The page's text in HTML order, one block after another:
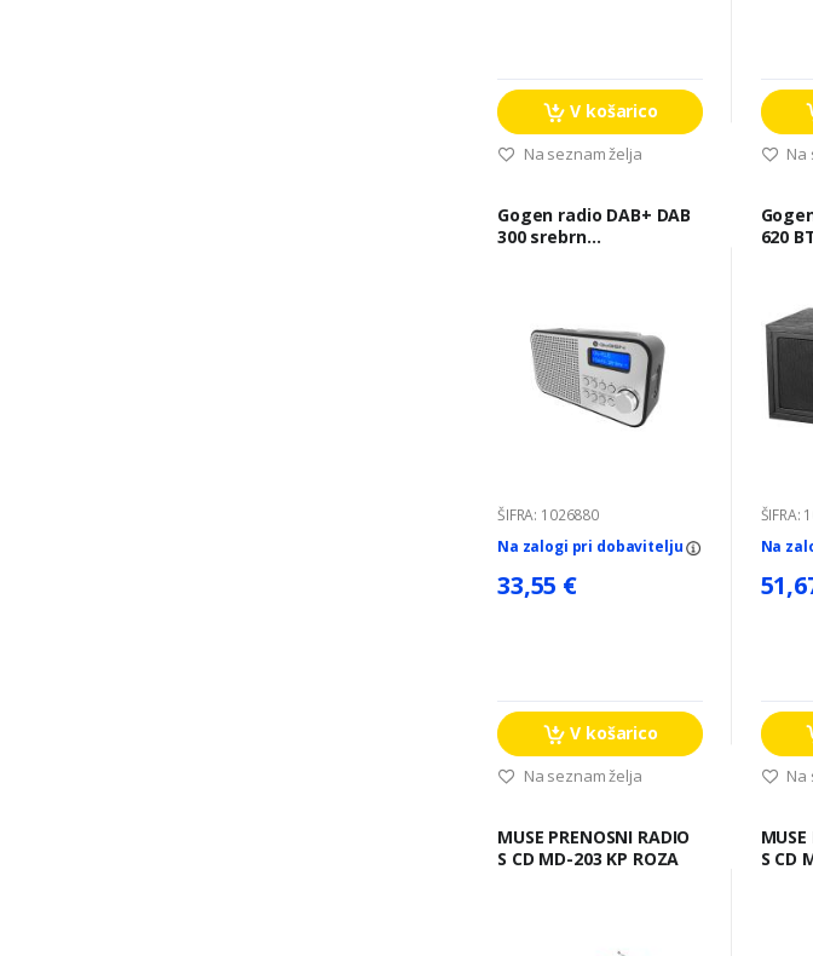
V košarico
Na seznam želja Na
Gogen radio DAB+ DAB
300 srebrn
ŠIFRA: 1026880
Na zalogi pri dobavitelju
33,55 €
V košarico
Na seznam želja
620
ŠIFRA:
Na
Na
MUSE PRENOSNI RADIO
S CD MD-203 KP ROZA
MUSE PRENOSNI RADIO
S CD